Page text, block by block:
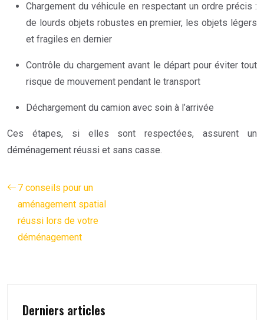
Chargement du véhicule en respectant un ordre précis :
de lourds objets robustes en premier, les objets légers
et fragiles en dernier
Contrôle du chargement avant le départ pour éviter tout
risque de mouvement pendant le transport
Déchargement du camion avec soin à l’arrivée
Ces étapes, si elles sont respectées, assurent un
déménagement réussi et sans casse.
7 conseils pour un
aménagement spatial
réussi lors de votre
déménagement
Derniers articles